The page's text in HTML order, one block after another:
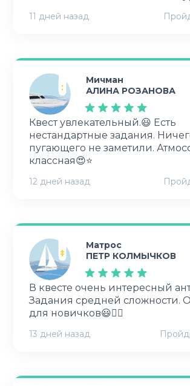
11 дней назад
Мичман
АЛИНА РОЗАНОВА
Квест увлекательный.😃 Есть
нестандартные задания.
пугающего не заметили.
классная😍⭐
12 дней назад
Матрос
ПЕТР КОЛМЫЧКОВ
В квесте очень интересный
Задания средней сложности.
для новичков😃👍🏻
13 дней назад